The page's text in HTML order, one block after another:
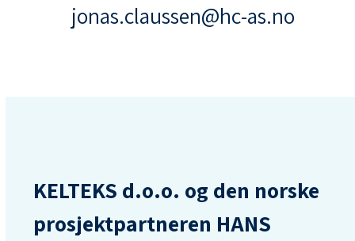
jonas.claussen@hc-as.no
KELTEKS d.o.o. og den norske
prosjektpartneren HANS